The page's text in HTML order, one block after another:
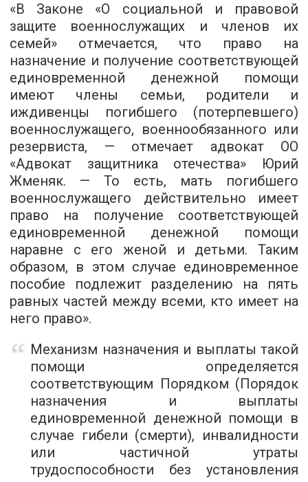
«В Законе «О социальной и правовой
защите военнослужащих и членов их
семей» отмечается, что право на
назначение и получение соответствующей
единовременной денежной помощи
имеют члены семьи, родители и
иждивенцы погибшего (потерпевшего)
военнослужащего, военнообязанного или
резервиста, — отмечает адвокат ОО
«Адвокат защитника отечества» Юрий
Жменяк. — То есть, мать погибшего
военнослужащего действительно имеет
право на получение соответствующей
единовременной денежной помощи
наравне с его женой и детьми. Таким
образом, в этом случае единовременное
пособие подлежит разделению на пять
равных частей между всеми, кто имеет на
него право».
Механизм назначения и выплаты такой
помощи определяется
соответствующим Порядком (Порядок
назначения и выплаты
единовременной денежной помощи в
случае гибели (смерти), инвалидности
или частичной утраты
трудоспособности без установления